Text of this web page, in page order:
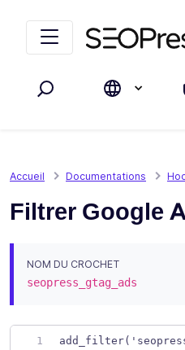
Rechercher
Accueil Documentations
Filtrer Google
NOM DU CROCHET
seopress_gtag_ads